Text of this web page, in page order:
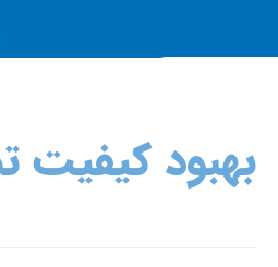
بهبود کیفیت